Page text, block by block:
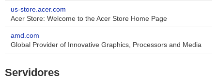
us-store.acer.com
Acer Store: Welcome to the Acer Store Home Page
amd.com
Global Provider of Innovative Graphics, Processors and Media
Servidores